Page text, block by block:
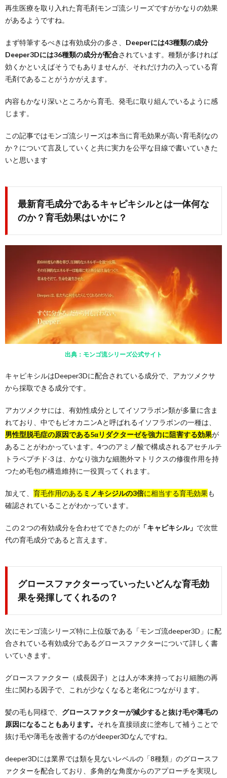
再生医療を取り入れた育毛剤モンゴ流シリーズですがかなりの効果
があるようですね。
まず特筆するべきは有効成分の多さ、 Deeperには43種類の成分
Deeper3Dには36種類の成分が配合されています。種類が多ければ
効くかといえばそうでもありませんが、それだけ力の入っている育
毛剤であることがうかがえます。
内容もかなり深いところから育毛、発毛に取り組んでいるように感
じます。
この記事ではモンゴ流シリーズは本当に育毛効果が高い育毛剤なの
か？について言及していくと共に実力を公平な目線で書いていきた
いと思います
最新育毛成分であるキャピキシルとは一体何な
のか？育毛効果はいかに？
出典：モンゴ流シリーズ公式サイト
キャピキシルはDeeper3Dに配合されている成分で、アカツメクサ
から採取できる成分です。
アカツメクサには、有効性成分としてイソフラボン類が多量に含ま
れており、中でもビオカニンAと呼ばれるイソフラボンの一種は、
男性型脱毛症の原因である5αリダクターゼを強力に阻害する効果が
あることがわかっています。4つのアミノ酸で構成されるアセチルテ
トラペプチド-3 は、かなり強力な細胞外マトリクスの修復作用を持
つため毛包の構造維持に一役買ってくれます。
加えて、 育毛作用のある ミノキシジルの3倍に相当する育毛効果も
確認されていることがわかっています。
この２つの有効成分を合わせてできたのが 「キャピキシル」 で次世
代の育毛成分であると言えます。
グロースファクターっていったいどんな育毛効
果を発揮してくれるの？
次にモンゴ流シリーズ特に上位版である「モンゴ流deeper3D」に配
合されている有効成分であるグロースファクターについて詳しく書
いていきます。
グロースファクター（成長因子）とは人が本来持っており細胞の再
生に関わる因子で、これが少なくなると老化につながります。
髪の毛も同様で、 グロースファクターが減少すると抜け毛や薄毛の
原因になることもあります。 それを直接頭皮に塗布して補うことで
抜け毛や薄毛を改善するのがdeeper3Dなんですね。
deeper3Dには業界では類を見ないレベルの「8種類」のグロースフ
ァクターを配合しており、多角的な角度からのアプローチを実現し